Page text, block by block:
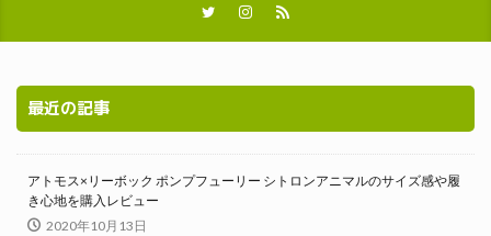
最近の記事
アトモス×リーボック ポンプフューリー シトロンアニマルのサイズ感や履
き心地を購入レビュー
2020年10月13日